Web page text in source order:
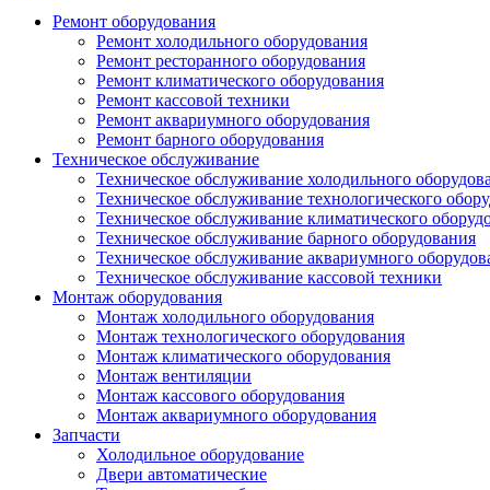
Ремонт оборудования
Ремонт холодильного оборудования
Ремонт ресторанного оборудования
Ремонт климатического оборудования
Ремонт кассовой техники
Ремонт аквариумного оборудования
Ремонт барного оборудования
Техническое обслуживание
Техническое обслуживание холодильного
Техническое обслуживание технологического
Техническое обслуживание климатического
Техническое обслуживание барного оборудования
Техническое обслуживание аквариумного
Техническое обслуживание кассовой техники
Монтаж оборудования
Монтаж холодильного оборудования
Монтаж технологического оборудования
Монтаж климатического оборудования
Монтаж вентиляции
Монтаж кассового оборудования
Монтаж аквариумного оборудования
Запчасти
Холодильное оборудование
Двери автоматические